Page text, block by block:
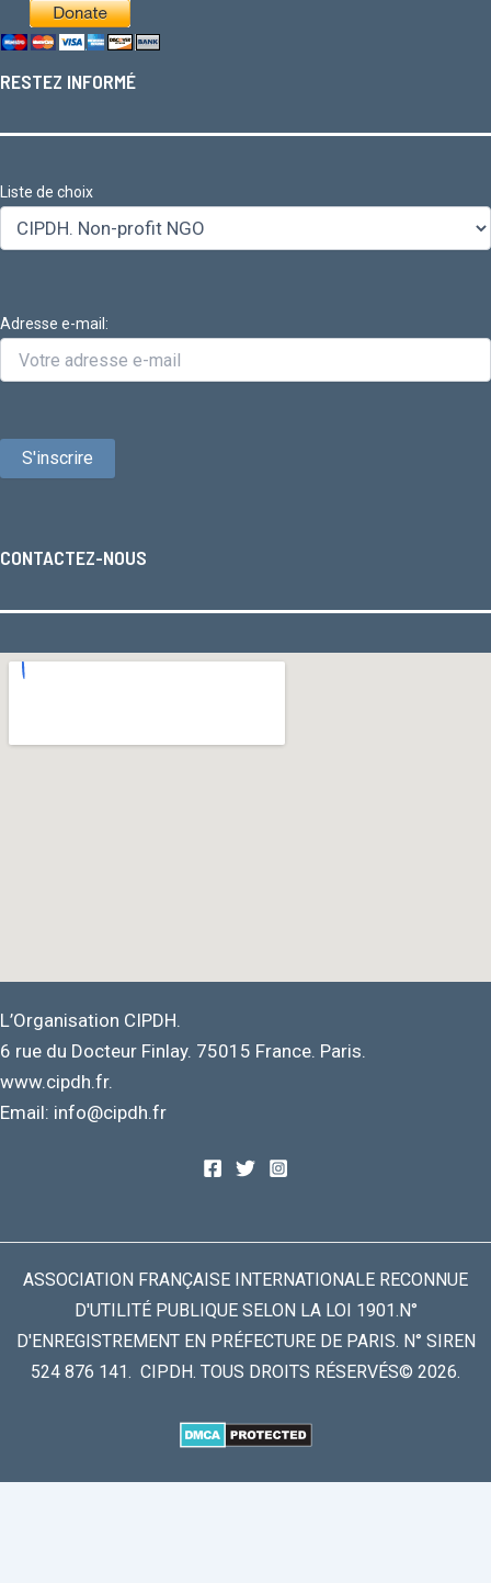
RESTEZ INFORMÉ
Liste de choix
Adresse e-mail:
CONTACTEZ-NOUS
L’Organisation CIPDH.
6 rue du Docteur Finlay. 75015 France. Paris.
www.cipdh.fr.
Email: info@cipdh.fr
ASSOCIATION FRANÇAISE INTERNATIONALE RECONNUE
D'UTILITÉ PUBLIQUE SELON LA LOI 1901.N°
D'ENREGISTREMENT EN PRÉFECTURE DE PARIS. N° SIREN
524 876 141. CIPDH. TOUS DROITS RÉSERVÉS© 2026.